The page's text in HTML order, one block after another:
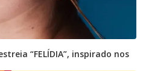
“FELÍDIA”, inspirado nos